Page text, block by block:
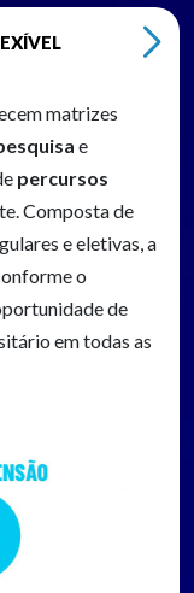
matrizes
e
percursos
Composta de
e eletivas, a
o
de
em todas as